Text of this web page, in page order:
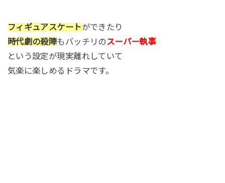
フィギュアスケートができたり
時代劇の殺陣もバッチリのスーパー執事
という設定が現実離れしていて
気楽に楽しめるドラマです。